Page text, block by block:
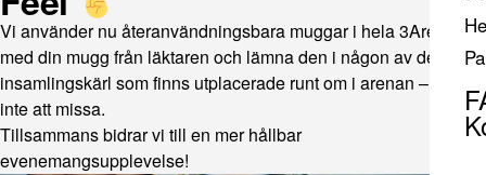
Vi använder nu återanvändningsbara muggar i hela 3Arena. Ta
med din mugg från läktaren och lämna den i någon av de
insamlingskärl som finns utplacerade runt om i arenan – de går
inte att missa.
Tillsammans bidrar vi till en mer hållbar
evenemangsupplevelse!